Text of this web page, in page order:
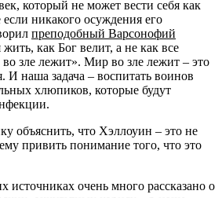
который не может вести себя как
никакого осуждения его
преподобный Варсонофий
жить, как Бог велит, а не как все
зле лежит . Мир во зле лежит – это
И наша задача – воспитать воинов
хлюпиков, которые будут
объяснить, что Хэллоуин – это не
привить понимание того, что это
источниках очень много рассказано о